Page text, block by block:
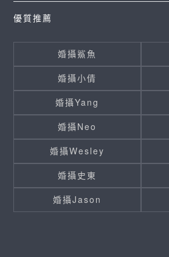
優質推薦
婚攝鯊魚
婚攝小倩
婚攝Yang
婚攝Neo
婚攝Wesley
婚攝史東
婚攝Jason